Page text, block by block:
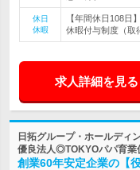
休日
休暇
【年間休日108日
休暇付与制度（取
求人詳細を見る
日拓グループ・ホールデ
優良法人◎TOKYOパパ育業
創業60年安定企業の【